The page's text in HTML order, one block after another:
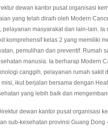
dewan kantor pusat organisasi
yang telah diraih oleh Modern
pelayanan masyarakat dan lain-lain.
komprehensif kelas 2 yang memiliki
pemulihan dan preventif. Rumah
manusia. Ia berharap Modern
canggih, pelayanan rumah sakit
ikut berjalan bersama dengan
yang lebih baik dan
dewan kantor pusat organisasi
sub-kesehatan provinsi Guang